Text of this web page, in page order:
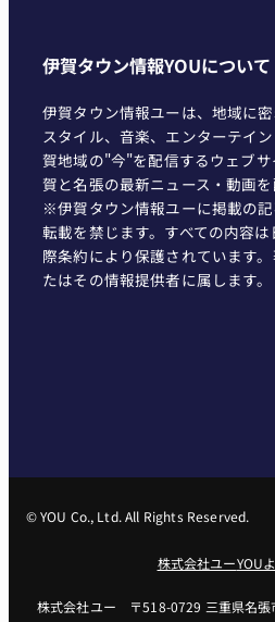
伊賀タウン情報YOUについて
伊賀タウン情報ユーは、地域に
スタイル、音楽、エンターテイ
賀地域の"今"を配信するウェブ
賀と名張の最新ニュース・動画を
※伊賀タウン情報ユーに掲載の
転載を禁じます。すべての内容
際条約により保護されています
たはその情報提供者に属します。
© YOU Co., Ltd. All Rights Reserved.
株式会社ユーYOU
株式会社ユー 〒518-0729 三重県名